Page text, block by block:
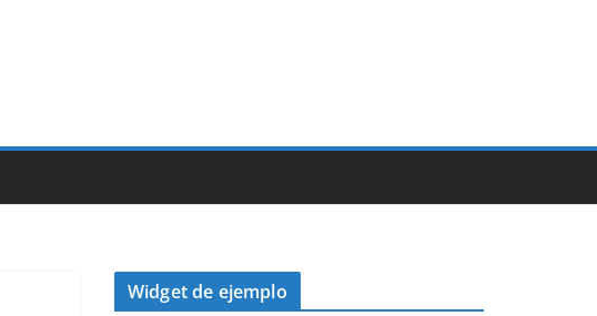
Widget de ejemplo